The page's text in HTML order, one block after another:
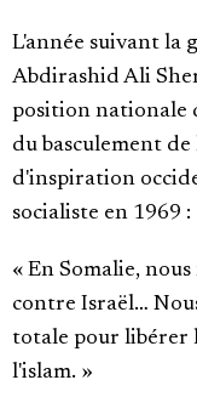
L'année suivant la
Abdirashid Ali
position nationale
du basculement
d'inspiration
socialiste en 1969 :
« En Somalie,
contre Israël…
totale pour libérer
l'islam. »